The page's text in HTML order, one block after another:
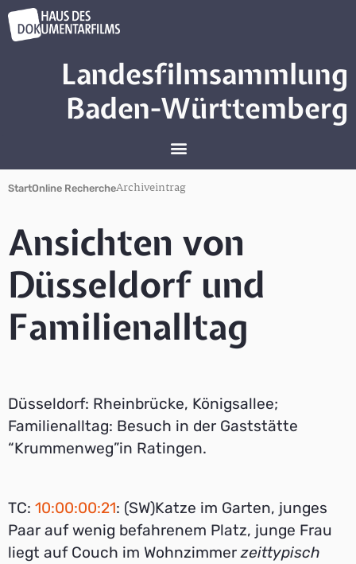
Landesfilmsammlung
Baden-Württemberg
StartOnline RechercheArchiveintrag
Ansichten von
Düsseldorf und
Familienalltag
Düsseldorf: Rheinbrücke, Königsallee;
Familienalltag: Besuch in der Gaststätte
“Krummenweg”in Ratingen.
TC: 10:00:00:21: (SW)Katze im Garten, junges
Paar auf wenig befahrenem Platz, junge Frau
liegt auf Couch im Wohnzimmerzeittypisch